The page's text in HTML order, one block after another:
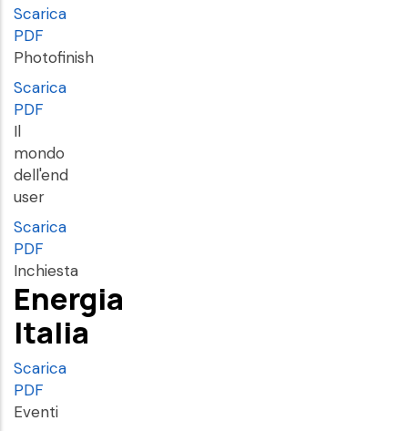
Scarica
PDF
Photofinish
Scarica
PDF
Il
mondo
dell'end
user
Scarica
PDF
Inchiesta
Energia
Italia
Scarica
PDF
Eventi